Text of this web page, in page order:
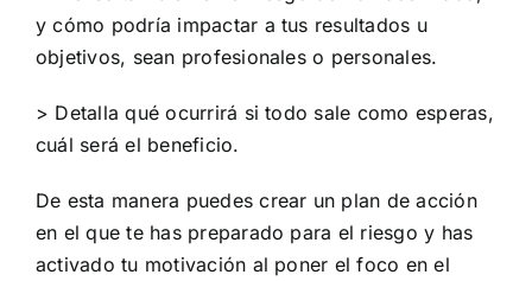
y cómo podría impactar a tus resultados u
objetivos, sean profesionales o personales.
> Detalla qué ocurrirá si todo sale como esperas,
cuál será el beneficio.
De esta manera puedes crear un plan de acción
en el que te has preparado para el riesgo y has
activado tu motivación al poner el foco en el